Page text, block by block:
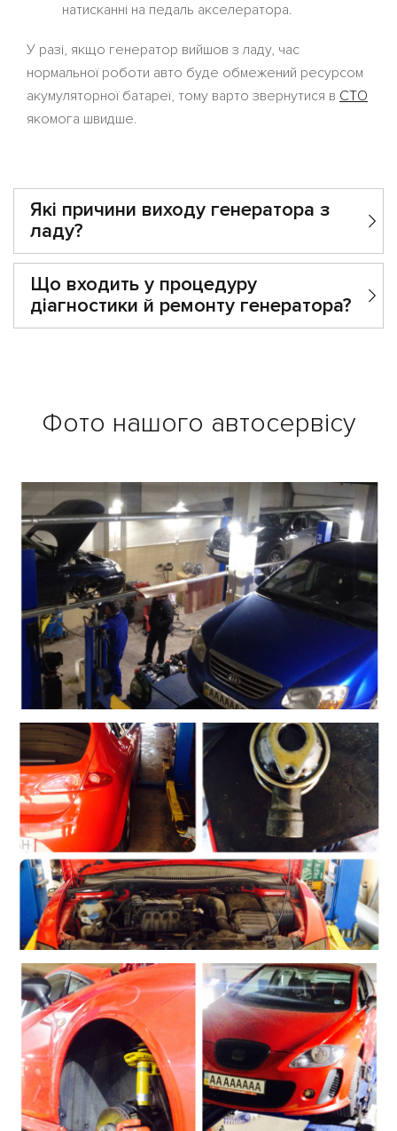
натисканні на педаль акселератора.
У разі, якщо генератор вийшов з ладу, час
нормальної роботи авто буде обмежений ресурсом
акумуляторної батареї, тому варто звернутися в СТО
якомога швидше.
Які причини виходу генератора з
ладу?
Що входить у процедуру
діагностики й ремонту генератора?
Фото нашого автосервісу